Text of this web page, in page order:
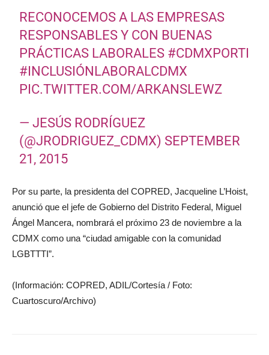
RECONOCEMOS A LAS EMPRESAS
RESPONSABLES Y CON BUENAS
PRÁCTICAS LABORALES #CDMXPORTI
#INCLUSIÓNLABORALCDMX
PIC.TWITTER.COM/ARKANSLEWZ
— JESÚS RODRÍGUEZ
(@JRODRIGUEZ_CDMX) SEPTEMBER
21, 2015
Por su parte, la presidenta del COPRED, Jacqueline L’Hoist,
anunció que el jefe de Gobierno del Distrito Federal, Miguel
Ángel Mancera, nombrará el próximo 23 de noviembre a la
CDMX como una “ciudad amigable con la comunidad
LGBTTTI”.
(Información: COPRED, ADIL/Cortesía / Foto:
Cuartoscuro/Archivo)